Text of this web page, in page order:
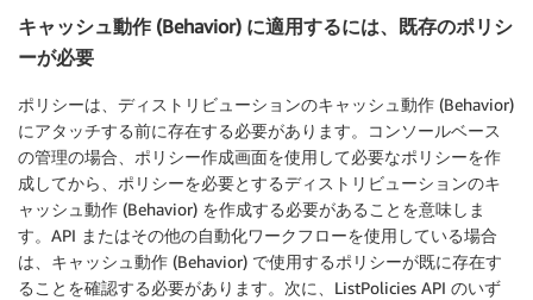
キャッシュ動作 (Behavior) に適用するには、既存のポリシ
ーが必要
ポリシーは、ディストリビューションのキャッシュ動作 (Behavior)
にアタッチする前に存在する必要があります。コンソールベース
の管理の場合、ポリシー作成画面を使用して必要なポリシーを作
成してから、ポリシーを必要とするディストリビューションのキ
ャッシュ動作 (Behavior) を作成する必要があることを意味しま
す。API またはその他の自動化ワークフローを使用している場合
は、キャッシュ動作 (Behavior) で使用するポリシーが既に存在す
ることを確認する必要があります。次に、ListPolicies API のいず